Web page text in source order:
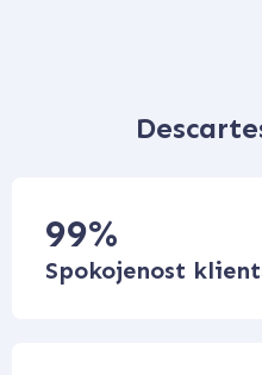
99%
Spokojenost